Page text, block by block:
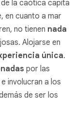
la caótica capital,
en cuanto a mar
no tienen nada
Alojarse en
única.
por las
involucran a los
de ser los